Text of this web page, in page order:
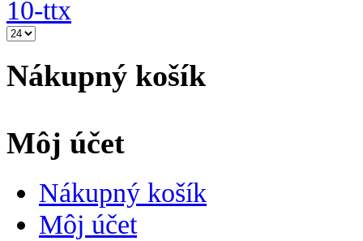
Nákupný košík
Môj účet
Nákupný košík
Môj účet